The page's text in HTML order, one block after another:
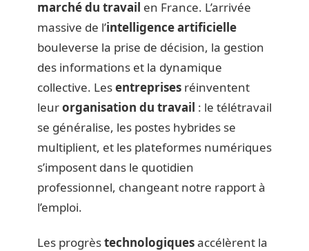
marché du travail en France. L’arrivée
massive de l’intelligence artificielle
bouleverse la prise de décision, la gestion
des informations et la dynamique
collective. Lesentreprises réinventent
leurorganisation du travail : le télétravail
se généralise, les postes hybrides se
multiplient, et les plateformes numériques
s’imposent dans le quotidien
professionnel, changeant notre rapport à
l’emploi.
Les progrèstechnologiquesaccélèrent la